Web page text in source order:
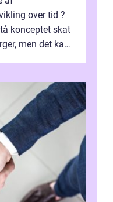
over tid ?
konceptet skat
men det kan